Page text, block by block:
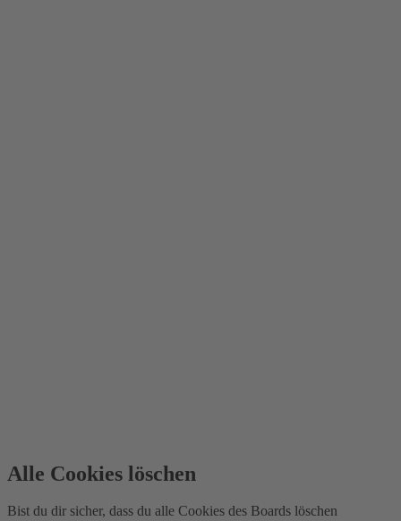
Alle Cookies löschen
Bist du dir sicher, dass du alle Cookies des Boards löschen